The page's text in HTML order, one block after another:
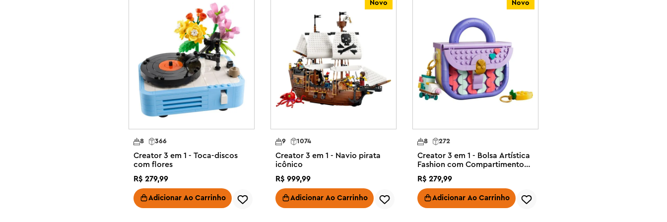
construção diferentes em cada caixa. Elas ficarão animadas para construir, reconstruir e
construir novamente. Os conjuntos 3 em 1 oferecem uma variedade que atrai as maiores
paixões das crianças, incluindo veículos super-rápidos, animais incríveis e casas
detalhadas. Observe que os modelos não podem ser construídos simultaneamente.
3 opções de construção de brinquedos de estimação para crianças em 1 caixa – O
conjunto de construção LEGO® Creator 3 em 1 Gato brincalhão permite que meninas e
meninos de 8 anos ou mais construam e reconstruam 3 conjuntos de animais diferentes
Opções infinitas de brincadeiras com animais – As crianças podem escolher aventuras
podem ser construídos simultaneamente): um brinquedo de gato brincalhão, um
Brinquedos para animais de estimação altamente articulados – O brinquedo para gatos
cauda, ??pernas e patas; e o brinquedo fofo de pombo pode girar totalmente a cabeça
Acessórios para brincar e exibir – O brinquedo para gatos tem uma tigela de comida, um
brinquedo para ratos e lã, o modelo para cães tem um osso e o brinquedo para pombos
366
8
Creator 3 em 1 - Toca-discos
com flores
R$ 279,99
Adicionar Ao Carrinho
Novo
1074
9
Creator 3 em 1 - Navio pirata
icônico
R$ 999,99
Adicionar Ao Carrinho
Novo
272
8
Creator 3 em 1 - Bolsa Artística
Fashion com Compartimento
R$ 279,99
Adicionar Ao Carrinho